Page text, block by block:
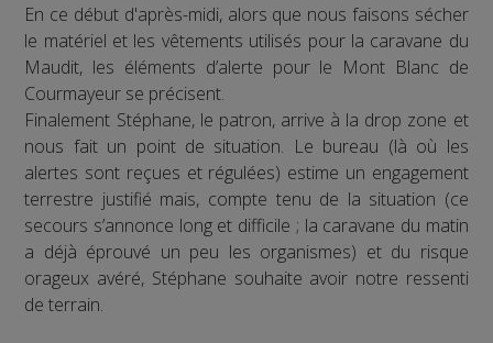
En ce début d'après-midi, alors que nous faisons sécher
le matériel et les vêtements utilisés pour la caravane du
Maudit, les éléments d’alerte pour le Mont Blanc de
Courmayeur se précisent.
Finalement Stéphane, le patron, arrive à la drop zone et
nous fait un point de situation. Le bureau (là où les
alertes sont reçues et régulées) estime un engagement
terrestre justifié mais, compte tenu de la situation (ce
secours s’annonce long et difficile ; la caravane du matin
a déjà éprouvé un peu les organismes) et du risque
orageux avéré, Stéphane souhaite avoir notre ressenti
de terrain.